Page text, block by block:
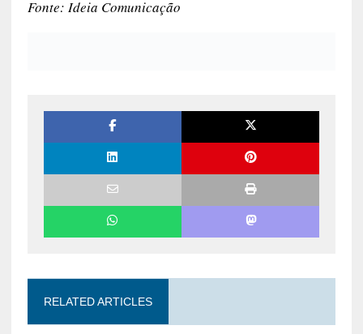
concedida anualmente pela National Funeral
Fonte: Ideia Comunicação